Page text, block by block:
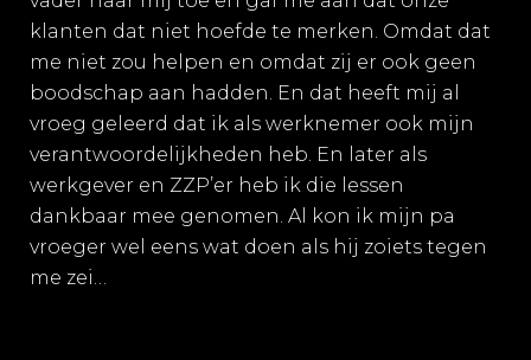
klanten dat niet hoefde te merken. Omdat dat
me niet zou helpen en omdat zij er ook geen
boodschap aan hadden. En dat heeft mij al
vroeg geleerd dat ik als werknemer ook mijn
verantwoordelijkheden heb. En later als
werkgever en ZZP’er heb ik die lessen
dankbaar mee genomen. Al kon ik mijn pa
vroeger wel eens wat doen als hij zoiets tegen
me zei…